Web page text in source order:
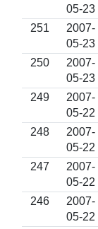
05-23
251
2007-
05-23
250
2007-
05-23
249
2007-
05-22
248
2007-
05-22
247
2007-
05-22
246
2007-
05-22